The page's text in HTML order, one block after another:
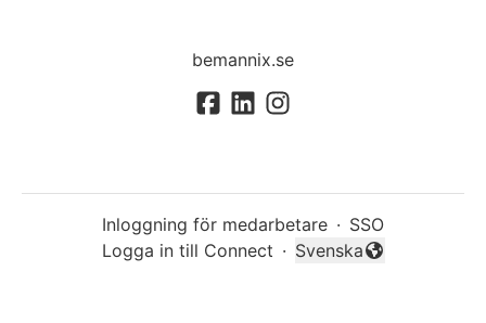
bemannix.se
Inloggning för medarbetare · SSO
Logga in till Connect ·
Byt språk
Svenska